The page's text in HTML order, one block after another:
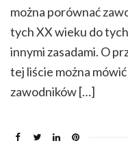
można porównać
tych XX wieku do
innymi zasadami. O
tej liście można
zawodników […]